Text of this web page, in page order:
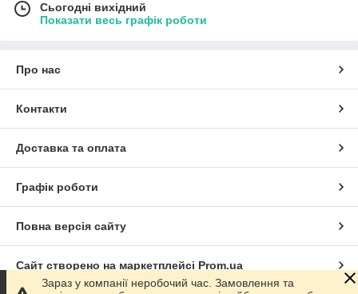
Сьогодні вихідний
Показати весь графік роботи
Про нас
Контакти
Доставка та оплата
Графік роботи
Повна версія сайту
Сайт створено на маркетплейсі Prom.ua
Зараз у компанії неробочий час. Замовлення та